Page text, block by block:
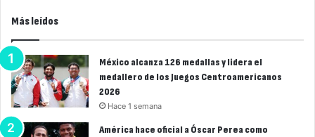
Más leídos
México alcanza 126 medallas y lidera el
medallero de los Juegos Centroamericanos
2026
Hace 1 semana
América hace oficial a Óscar Perea como